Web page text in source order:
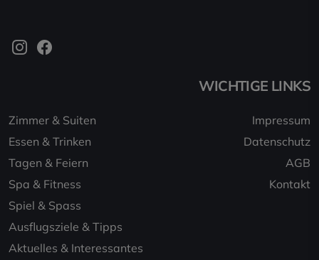
WICHTIGE LINKS
Zimmer & Suiten
Essen & Trinken
Tagen & Feiern
Spa & Fitness
Spiel & Spass
Ausflugsziele & Tipps
Aktuelles & Interessantes
Impressum
Datenschutz
AGB
Kontakt